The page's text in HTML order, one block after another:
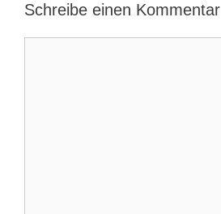
Schreibe einen Kommentar